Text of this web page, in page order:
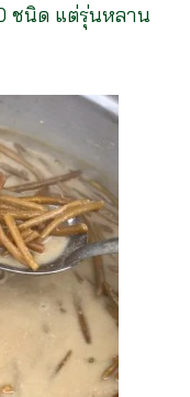
ชนิด แต่รุ่นหลาน